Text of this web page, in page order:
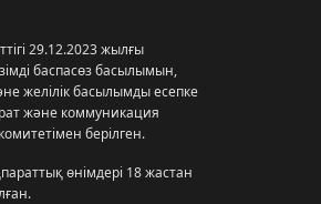
29.12.2023 жылғы
баспасөз басылымын,
желілік басылымды есепке
және коммуникация
берілген.
өнімдері 18 жастан